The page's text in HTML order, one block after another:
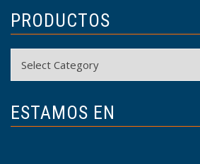
PRODUCTOS
ESTAMOS EN